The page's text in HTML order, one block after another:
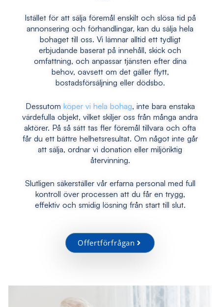
Istället för att sälja föremål enskilt och slösa tid på
annonsering och förhandlingar, kan du sälja hela
bohaget till oss. Vi lämnar alltid ett tydligt
erbjudande baserat på innehåll, skick och
omfattning, och anpassar tjänsten efter dina
behov, oavsett om det gäller flytt,
bostadsförsäljning eller dödsbo.
Dessutom köper vi hela bohag, inte bara enstaka
värdefulla objekt, vilket skiljer oss från många andra
aktörer. På så sätt tas fler föremål tillvara och ofta
får du ett bättre helhetsresultat. Om något inte går
att sälja, ordnar vi donation eller miljöriktig
återvinning.
Slutligen säkerställer vår erfarna personal med full
kontroll över processen att du får en trygg,
effektiv och smidig lösning från start till slut.
Offertförfrågan